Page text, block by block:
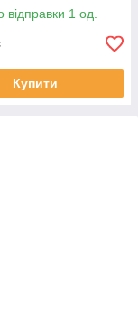
відправки 1 од.
Купити